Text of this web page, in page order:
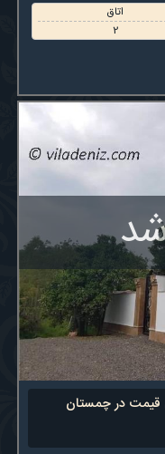
اتاق
2
قیمت در چمستان